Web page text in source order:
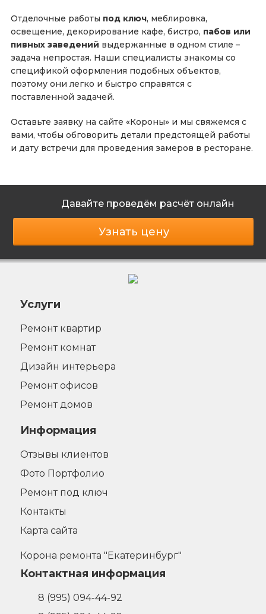
Отделочные работы под ключ, меблировка,
освещение, декорирование кафе, бистро, пабов или
пивных заведений выдержанные в одном стиле –
задача непростая. Наши специалисты знакомы со
спецификой оформления подобных объектов,
поэтому они легко и быстро справятся с
поставленной задачей.
Оставьте заявку на сайте «Короны» и мы свяжемся с
вами, чтобы обговорить детали предстоящей работы
и дату встречи для проведения замеров в ресторане.
Давайте проведём расчёт онлайн
Узнать цену
Услуги
Ремонт квартир
Ремонт комнат
Дизайн интерьера
Ремонт офисов
Ремонт домов
Информация
Отзывы клиентов
Фото Портфолио
Ремонт под ключ
Контакты
Карта сайта
Корона ремонта "Екатеринбург"
Контактная информация
8 (995) 094-44-92